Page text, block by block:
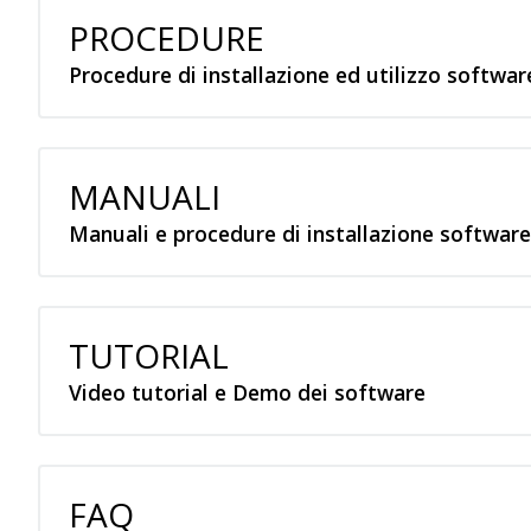
PROCEDURE
Procedure di installazione ed utilizzo
MANUALI
Manuali e procedure di installazione software
TUTORIAL
Video tutorial e Demo dei software
FAQ